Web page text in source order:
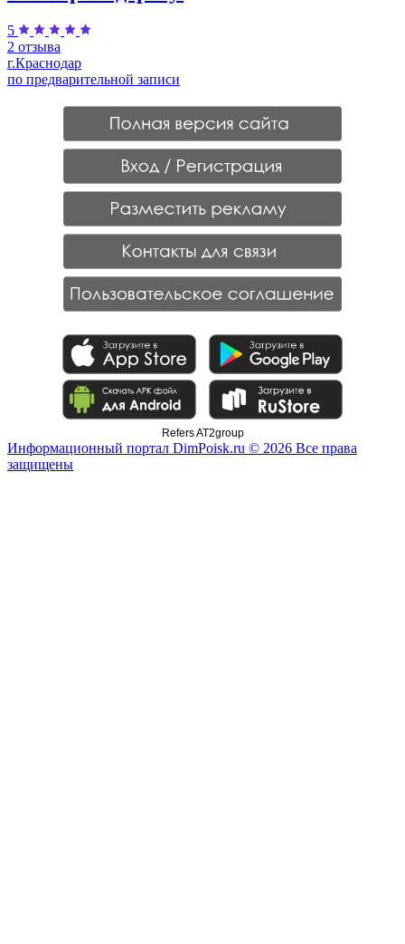
5
2 отзыва
г.Краснодар
по предварительной записи
Refers AT2group
Информационный портал DimPoisk.ru © 2026 Все права
защищены